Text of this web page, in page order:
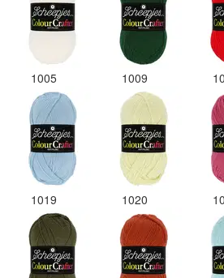
1005 1009
1019 1020